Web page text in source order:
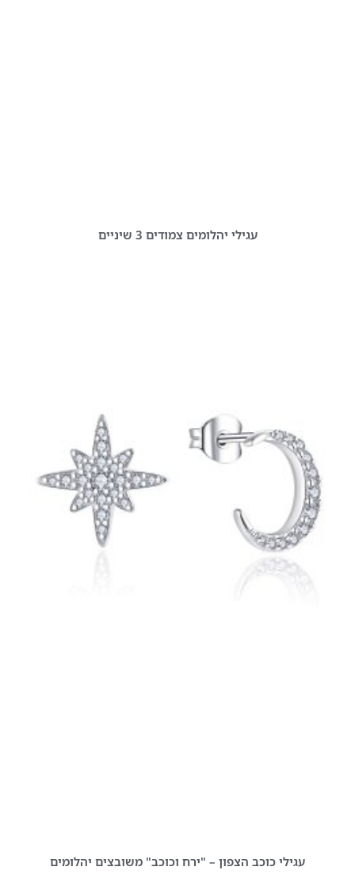
עגילי יהלומים צמודים 3 שיניים
עגילי כוכב הצפון – "ירח וכוכב" משובצים יהלומים